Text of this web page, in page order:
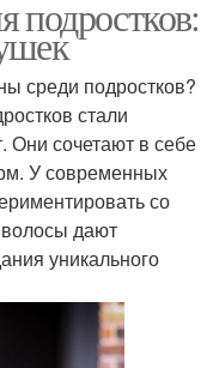
подростков:
среди подростков?
стали
Они сочетают в себе
У современных
со
дают
уникального